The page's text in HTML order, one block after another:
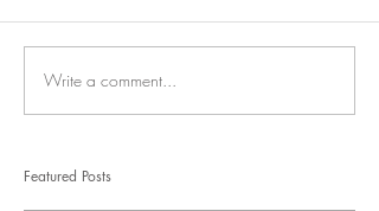
Write a comment...
Featured Posts